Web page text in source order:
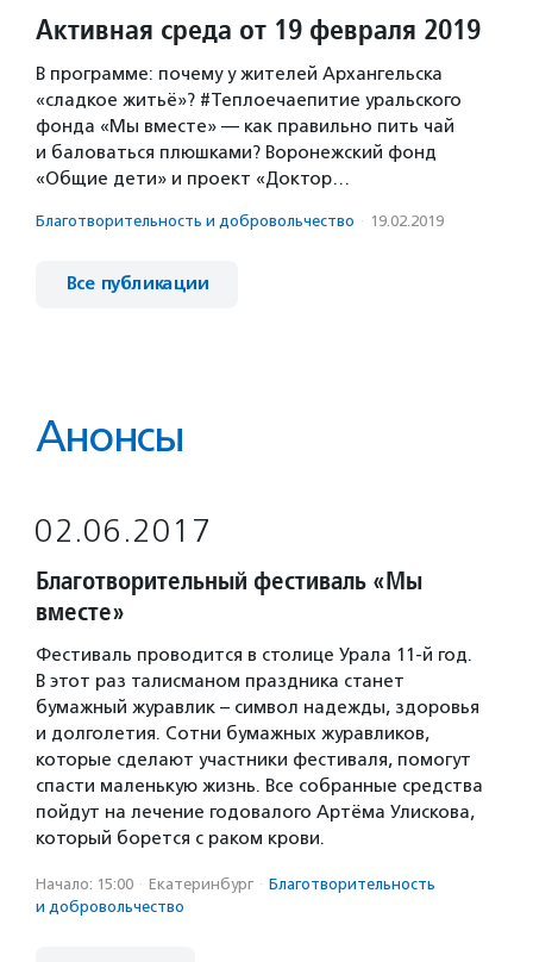
Активная среда от 19 февраля 2019
В программе: почему у жителей Архангельска
«сладкое житьё»? #Теплоечаепитие уральского
фонда «Мы вместе» — как правильно пить чай
и баловаться плюшками? Воронежский фонд
«Общие дети» и проект «Доктор…
Благотвори­тель­ность и доброволь­чест­во · 19.02.2019
Все публикации
Анонсы
02.06.2017
Благотворительный фестиваль «Мы
вместе»
Фестиваль проводится в столице Урала 11-й год.
В этот раз талисманом праздника станет
бумажный журавлик – символ надежды, здоровья
и долголетия. Сотни бумажных журавликов,
которые сделают участники фестиваля, помогут
спасти маленькую жизнь. Все собранные средства
пойдут на лечение годовалого Артёма Улискова,
который борется с раком крови.
Начало: 15:00 · Екатеринбург · Благотвори­тель­ность
и доброволь­чест­во